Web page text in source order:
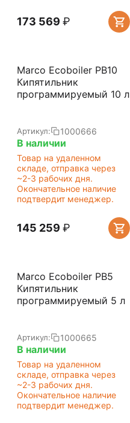
173 569 ₽
Marco Ecoboiler PB10
Кипятильник
программируемый 10 л
Артикул: 1000666
В наличии
Товар на удаленном
складе, отправка через
~2-3 рабочих дня.
Окончательное наличие
подтвердит менеджер.
145 259 ₽
Marco Ecoboiler PB5
Кипятильник
программируемый 5 л
Артикул: 1000665
В наличии
Товар на удаленном
складе, отправка через
~2-3 рабочих дня.
Окончательное наличие
подтвердит менеджер.